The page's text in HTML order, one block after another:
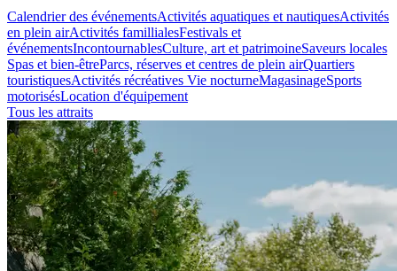
Calendrier des événementsActivités aquatiques et nautiquesActivités
en plein airActivités famillialesFestivals et
événementsIncontournablesCulture, art et patrimoineSaveurs locales
Spas et bien-êtreParcs, réserves et centres de plein airQuartiers
touristiquesActivités récréatives Vie nocturneMagasinageSports
motorisésLocation d'équipement
Tous les attraits